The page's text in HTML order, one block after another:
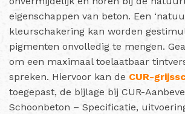
eigenschappen van beton. Een
kleurschakering kan worden
pigmenten onvolledig te mengen.
om een maximaal toelaatbaar
spreken. Hiervoor kan de CUR-
toegepast, de bijlage bij CUR-
Schoonbeton – Specificatie,